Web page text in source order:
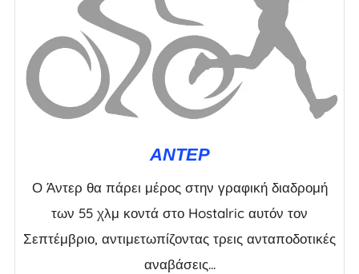
ΆΝΤΕΡ
Ο Άντερ θα πάρει μέρος στην γραφική διαδρομή
των 55 χλμ κοντά στο Hostalric αυτόν τον
Σεπτέμβριο, αντιμετωπίζοντας τρεις ανταποδοτικές
αναβάσεις...